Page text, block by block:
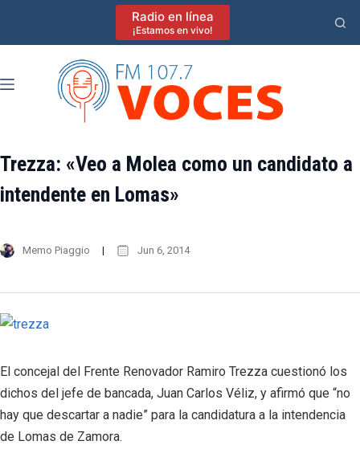
Radio en línea
¡Estamos en vivo!
Trezza: «Veo a Molea como un candidato a
intendente en Lomas»
Memo Piaggio Jun 6, 2014
El concejal del Frente Renovador Ramiro Trezza cuestionó los
dichos del jefe de bancada, Juan Carlos Véliz, y afirmó que “no
hay que descartar a nadie” para la candidatura a la intendencia
de Lomas de Zamora.